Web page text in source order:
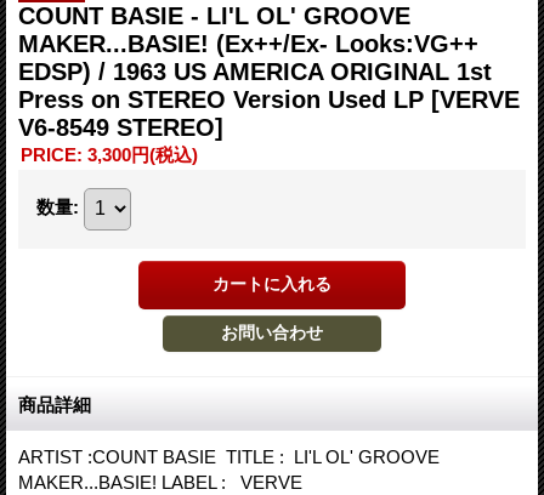
COUNT BASIE - LI'L OL' GROOVE
MAKER...BASIE! (Ex++/Ex- Looks:VG++
EDSP) / 1963 US AMERICA ORIGINAL 1st
Press on STEREO Version Used LP [VERVE
V6-8549 STEREO]
PRICE: 3,300円(税込)
数量:
商品詳細
ARTIST :COUNT BASIE TITLE : LI'L OL' GROOVE
MAKER...BASIE! LABEL : VERVE